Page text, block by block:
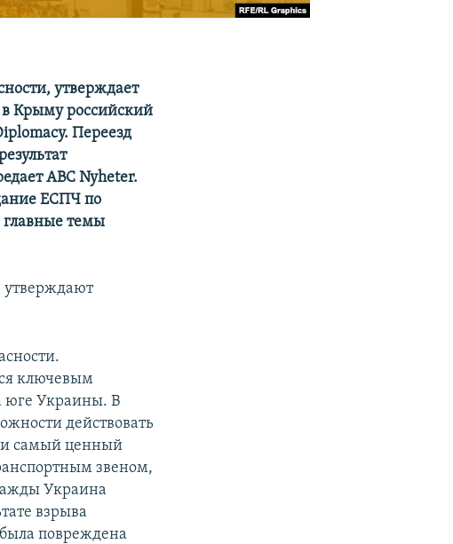
утверждает
Крыму российский
Переезд
ABC Nyheter.
ЕСПЧ по
темы
утверждают
ключевым
юге Украины. В
действовать
самый ценный
звеном,
Украина
взрыва
повреждена